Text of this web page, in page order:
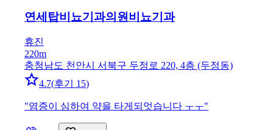
연세탑비뇨기과의원 비뇨기과
휴진
220m
충청남도 천안시 서북구 두정로 220, 4층 (두정동)
4.7(후기 15)
"염증이 심하여 약을 타게되엇습니다 ㅜㅜ"